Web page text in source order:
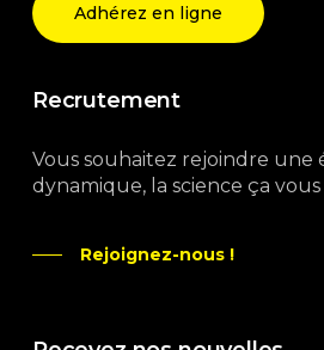
Adhérez en ligne
Recrutement
Vous souhaitez rejoindre une
dynamique, la science ça vous
Rejoignez-nous !